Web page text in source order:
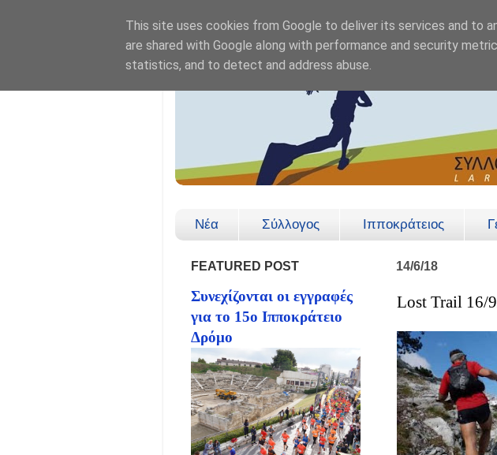
Νέα Σύλλογος Ιπποκράτειος
14/6/18
Lost Trail 16/
FEATURED POST
Συνεχίζονται οι εγγραφές
για το 15ο Ιπποκράτειο
Δρόμο
This site uses cookies from Google to deliver its services and to
are shared with Google along with performance and security
statistics, and to detect and address abuse.